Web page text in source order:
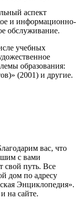
аспект
и информационно-
обслуживание.
учебных
образования:
(2001) и другие.
вас, что
с вами
свой путь. Все
дом по адресу
Энциклопедия».
на сайте.